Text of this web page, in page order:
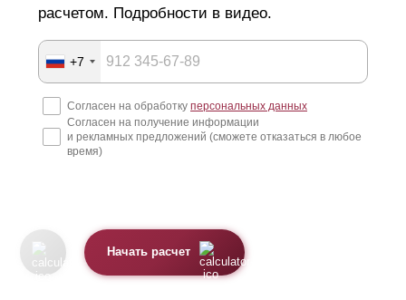
расчетом. Подробности в видео.
+7
Согласен на обработку персональных данных
Согласен на получение информации
и рекламных предложений (сможете отказаться в любое
время)
Начать расчет